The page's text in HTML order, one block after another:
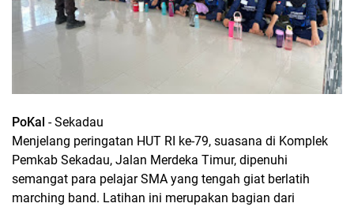
PoKal - Sekadau
Menjelang peringatan HUT RI ke-79, suasana di Komplek
Pemkab Sekadau, Jalan Merdeka Timur, dipenuhi
semangat para pelajar SMA yang tengah giat berlatih
marching band. Latihan ini merupakan bagian dari